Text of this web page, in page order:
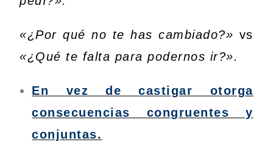
«¿Por qué no te has cambiado?» vs
«¿Qué te falta para podernos ir?».
En vez de castigar otorga
consecuencias congruentes y
conjuntas.